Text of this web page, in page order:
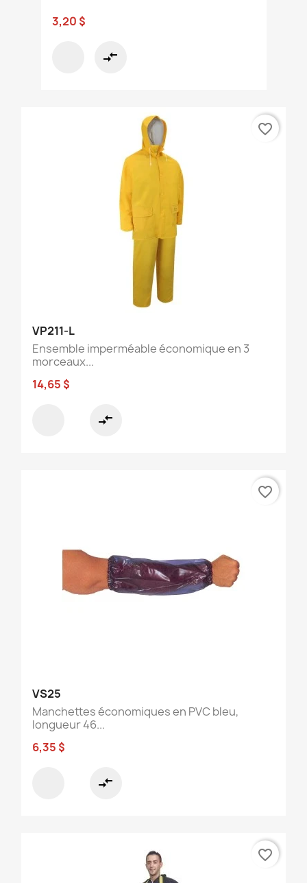
3,20 $
compare_arrows
VP211-L
Ensemble imperméable économique en 3
morceaux...
14,65 $
compare_arrows
favorite_border
VS25
Manchettes économiques en PVC bleu,
longueur 46...
6,35 $
compare_arrows
favorite_border
favorite_border